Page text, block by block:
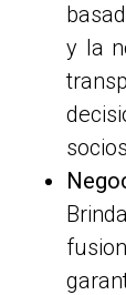
y la